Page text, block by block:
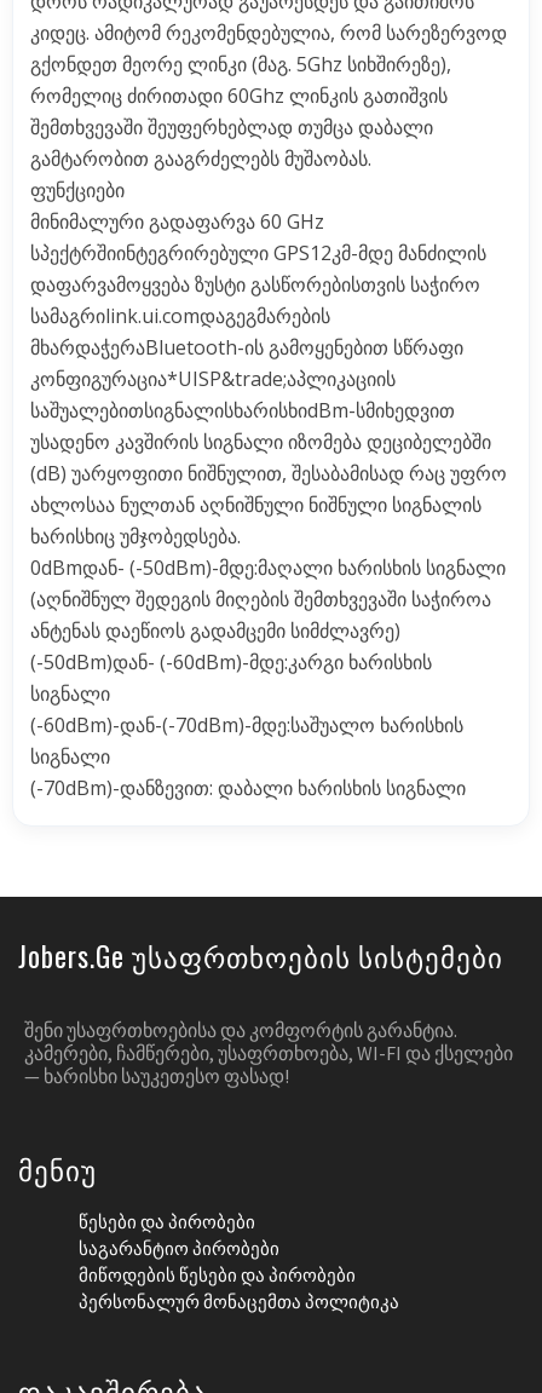
კიდეც. ამიტომ რეკომენდებულია, რომ სარეზერვოდ
გქონდეთ მეორე ლინკი (მაგ. 5Ghz სიხშირეზე),
რომელიც ძირითადი 60Ghz ლინკის გათიშვის
შემთხვევაში შეუფერხებლად თუმცა დაბალი
გამტარობით გააგრძელებს მუშაობას.
ფუნქციები
მინიმალური გადაფარვა 60 GHz
სპექტრშიინტეგრირებული GPS12კმ-მდე მანძილის
დაფარვამოყვება ზუსტი გასწორებისთვის საჭირო
სამაგრიlink.ui.comდაგეგმარების
მხარდაჭერაBluetooth-ის გამოყენებით სწრაფი
კონფიგურაცია*UISP&trade;აპლიკაციის
საშუალებითსიგნალისხარისხიdBm-სმიხედვით
უსადენო კავშირის სიგნალი იზომება დეციბელებში
(dB) უარყოფითი ნიშნულით, შესაბამისად რაც უფრო
ახლოსაა ნულთან აღნიშნული ნიშნული სიგნალის
ხარისხიც უმჯობედსება.
0dBmდან- (-50dBm)-მდე:მაღალი ხარისხის სიგნალი
(აღნიშნულ შედეგის მიღების შემთხვევაში საჭიროა
ანტენას დაეწიოს გადამცემი სიმძლავრე)
(-50dBm)დან- (-60dBm)-მდე:კარგი ხარისხის
სიგნალი
(-60dBm)-დან-(-70dBm)-მდე:საშუალო ხარისხის
სიგნალი
(-70dBm)-დანზევით: დაბალი ხარისხის სიგნალი
Jobers.ge Უსაფრთხოების Სისტემები
ᲨᲔᲜᲘ ᲣᲡᲐᲤᲠᲗᲮᲝᲔᲑᲘᲡᲐ ᲓᲐ ᲙᲝᲛᲤᲝᲠᲢᲘᲡ ᲒᲐᲠᲐᲜᲢᲘᲐ.
ᲙᲐᲛᲔᲠᲔᲑᲘ, ᲩᲐᲛᲬᲔᲠᲔᲑᲘ, ᲣᲡᲐᲤᲠᲗᲮᲝᲔᲑᲐ, WI-FI ᲓᲐ ᲥᲡᲔᲚᲔᲑᲘ
— ᲮᲐᲠᲘᲡᲮᲘ ᲡᲐᲣᲙᲔᲗᲔᲡᲝ ᲤᲐᲡᲐᲓ!
Მენიუ
Წესები Და Პირობები
Საგარანტიო Პირობები
Მიწოდების Წესები Და Პირობები
Პერსონალურ Მონაცემთა Პოლიტიკა